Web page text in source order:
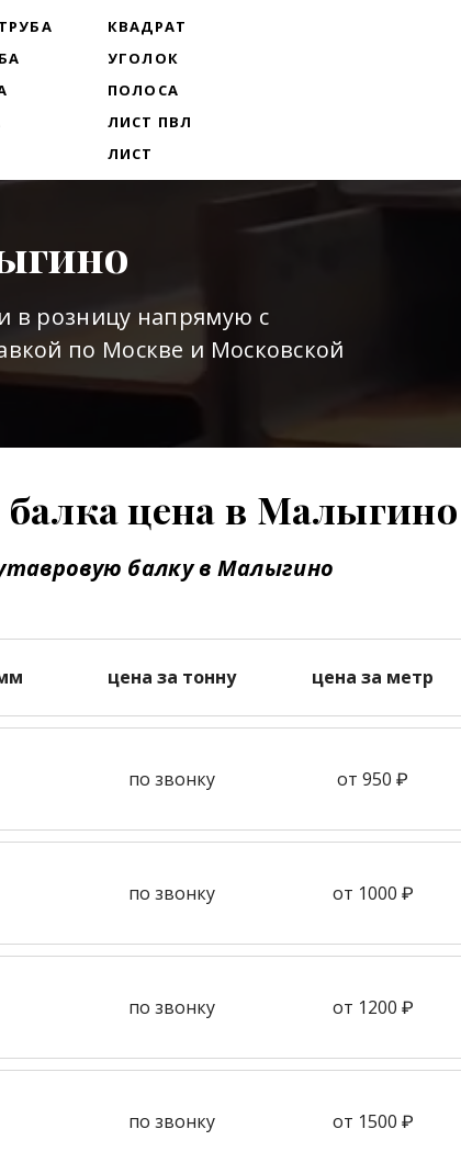
КВАДРАТ
УГОЛОК
ПОЛОСА
ЛИСТ ПВЛ
ЛИСТ
в розницу напрямую с
по Москве и Московской
балка цена в Малыгино
балку в Малыгино
цена за тонну цена за метр
по звонку от 950 ₽
по звонку от 1000 ₽
по звонку от 1200 ₽
по звонку от 1500 ₽